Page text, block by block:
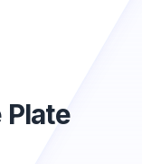
Plate